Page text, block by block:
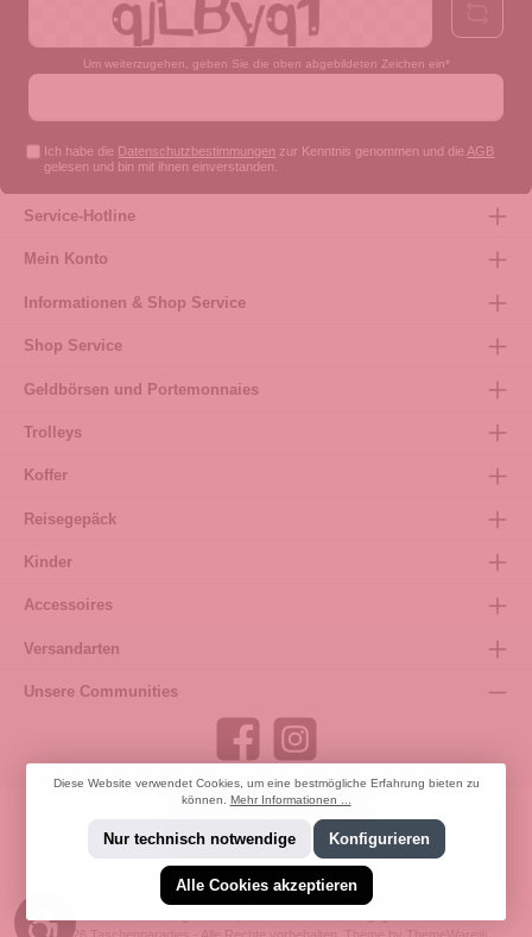
Um weiterzugehen, geben Sie die oben abgebildeten Zeichen ein*
Ich habe die Datenschutzbestimmungen zur Kenntnis genommen und die AGB
gelesen und bin mit ihnen einverstanden.
Service-Hotline
Mein Konto
Informationen & Shop Service
Shop Service
Geldbörsen und Portemonnaies
Trolleys
Koffer
Reisegepäck
Kinder
Accessoires
Versandarten
Unsere Communities
Bestellung widerrufen
* Alle Preise inkl. gesetzl. Mehrwertsteuer zzgl. Versandkosten
Diese Website verwendet Cookies, um eine bestmögliche Erfahrung bieten zu
können. Mehr Informationen ...
Nur technisch notwendige Konfigurieren
Alle Cookies akzeptieren